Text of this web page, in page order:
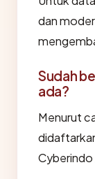
dan
Sudah
ada?
Menurut